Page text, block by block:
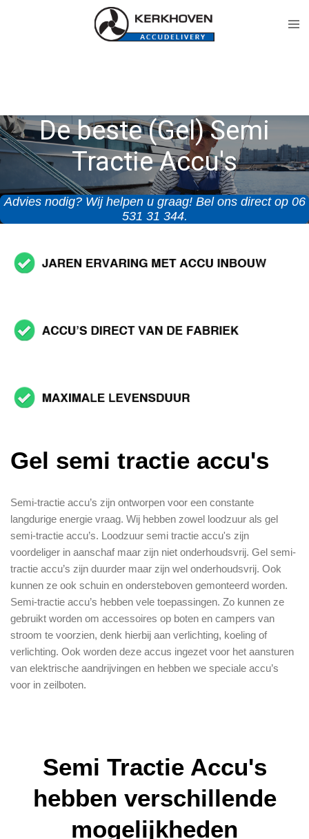
De beste (Gel) Semi
Tractie Accu's
Advies nodig? Wij helpen u graag! Bel ons direct op 06
531 31 344.
Gel semi tractie accu's
Semi-tractie accu’s zijn ontworpen voor een constante
langdurige energie vraag. Wij hebben zowel loodzuur als gel
semi-tractie accu’s. Loodzuur semi tractie accu's zijn
voordeliger in aanschaf maar zijn niet onderhoudsvrij. Gel semi-
tractie accu’s zijn duurder maar zijn wel onderhoudsvrij. Ook
kunnen ze ook schuin en ondersteboven gemonteerd worden.
Semi-tractie accu’s hebben vele toepassingen. Zo kunnen ze
gebruikt worden om accessoires op boten en campers van
stroom te voorzien, denk hierbij aan verlichting, koeling of
verlichting. Ook worden deze accus ingezet voor het aansturen
van elektrische aandrijvingen en hebben we speciale accu’s
voor in zeilboten.
Semi Tractie Accu's
hebben verschillende
mogelijkheden